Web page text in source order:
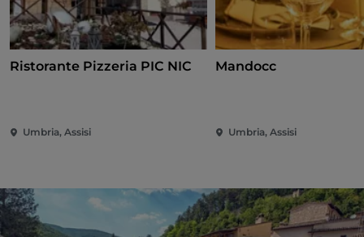
Ristorante Pizzeria PIC NIC
Umbria, Assisi
Mandocc
Umbria, Assisi